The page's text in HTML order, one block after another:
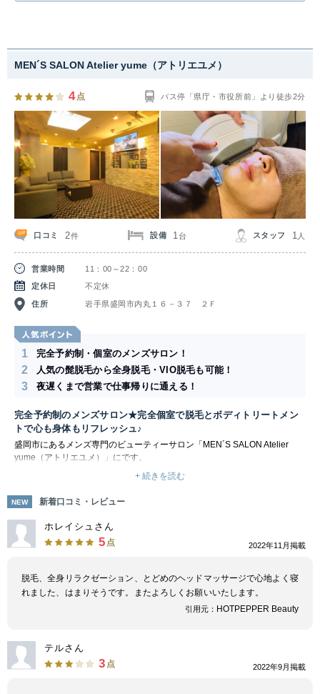
MEN´S SALON Atelier yume（アトリエユメ）
4 点 バス停「県庁・市役所前」より徒歩2分
口コミ 2件 設備 1 台 スタッフ 1 人
営業時間
11：00～22：00
定休日
不定休
住所 岩手県盛岡市内丸１６－３７ ２Ｆ
1 完全予約制・個室のメンズサロン！
2 人気の髭脱毛から全身脱毛・VIO脱毛も可能！
3 夜遅くまで営業で仕事帰りに通える！
完全予約制のメンズサロン★完全個室で脱毛とボディトリートメン
トで心も身体もリフレッシュ♪
盛岡市にあるメンズ専門のビューティーサロン「MEN´S SALON Atelier
yume（アトリエユメ）」にです。
メンズ脱毛メニューも充実しており、人気のヒゲ脱毛から全身脱毛、メンズ
のVIO脱毛まで対応しているので、カラダ全体の脱毛を検討されている方に
はおすすめです。
脱毛以外のメニューも充実しており、慢性的なコリや不調をオイルリンパマ
ッサージで解消、ドライヘッドスパは脳疲労/眼精疲労におすすめです。完
全予約制、完全個室で身も心も委ねて極上の癒しをご堪能いただけます！
+ 続きを読む
NEW 新着口コミ・レビュー
ホレイシュさん
5 点 2022年11月掲載
脱毛、全身リラクゼーション、とどめのヘッドマッサージで心地よく寝
れました、はまりそうです。またよろしくお願いいたします。
引用元： HOTPEPPER Beauty
テルさん
3 点 2022年9月掲載